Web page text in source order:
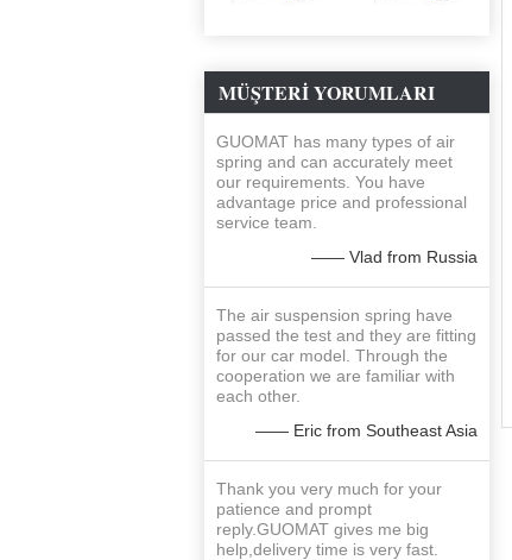
MÜŞTERI YORUMLARI
GUOMAT has many types of air
spring and can accurately meet
our requirements. You have
advantage price and professional
service team.
—— Vlad from Russia
The air suspension spring have
passed the test and they are fitting
for our car model. Through the
cooperation we are familiar with
each other.
—— Eric from Southeast Asia
Thank you very much for your
patience and prompt
reply.GUOMAT gives me big
help,delivery time is very fast.